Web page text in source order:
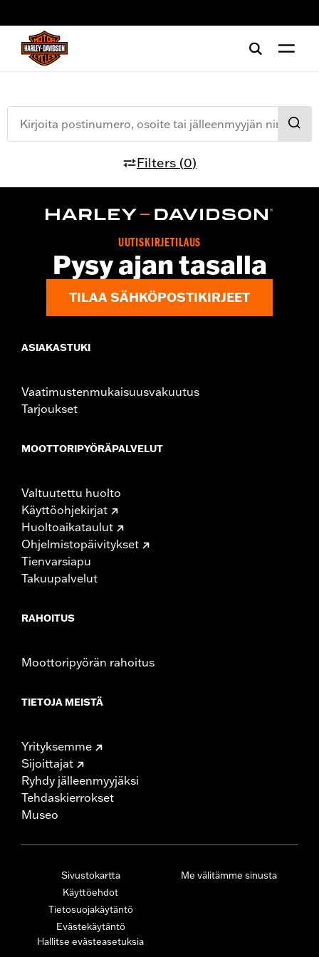
Kirjoita postinumero, osoite tai jälleenmyyjän nimi*
Filters (0)
UUTISKIRJETILAUS
Pysy ajan tasalla
TILAA SÄHKÖPOSTIKIRJEET
ASIAKASTUKI
Vaatimustenmukaisuusvakuutus
Tarjoukset
MOOTTORIPYÖRÄPALVELUT
Valtuutettu huolto
Käyttöohjekirjat
Huoltoaikataulut
Ohjelmistopäivitykset
Tienvarsiapu
Takuupalvelut
RAHOITUS
Moottoripyörän rahoitus
TIETOJA MEISTÄ
Yrityksemme
Sijoittajat
Ryhdy jälleenmyyjäksi
Tehdaskierrokset
Museo
Sivustokartta
Käyttöehdot
Tietosuojakäytäntö
Evästekäytäntö
Hallitse evästeasetuksia
Me välitämme sinusta